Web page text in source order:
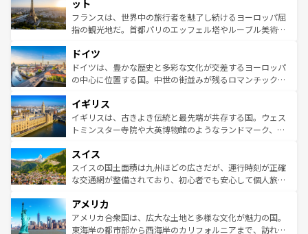
しい。
る。首都マドリードの洗練された雰囲気や、バルセロナの
アートに溢れた街角から、地方では古代ローマ遺跡や中世
せる。地方によって風土や気候が異なるスペインはその個
性で訪れる人を魅了する。 なお、新着のスペイン情報は コ
ンテンツ一覧を参照してほしい。
ット
フランスは、世界中の旅行者を魅了し続けるヨーロッパ屈
指の観光地だ。首都パリのエッフェル塔やルーブル美術館
で、幅広い魅力が詰まっている。華麗な宮殿、歴史的な大
聖堂、美しいビーチ、そして豊かな自然が、訪れる者を心
から魅了する。また、フランスは美食の国としても知ら
いる。シャンパンの発祥地であるランス、プロヴァンスの
香り高いラベンダー畑など、多彩な楽しみ方が可能だ。さ
らに、パリ以外の地域にも魅力が溢れており、どの街角に
れる地方に足を運ぶとそれぞれで全く異なる文化を体験で
きるだろう。 なお、新着のフランス情報はコンテンツ一覧
を参照してほしい。
ドイツ
ドイツは、豊かな歴史と多彩な文化が交差するヨーロッパ
の中心に位置する国。中世の街並みが残るロマンチック街
顔を持つこの国は、どこを歩いても飽きることがない。ベ
ルリンの文化的活気、バイエルン州のアルプスの絶景、そ
してライン川沿いのワイン畑といった風景は必見。ビール
は、お酒好きな人にはぜひ体験してほしい。 なお、新着の
ドイツ情報はコンテンツ一覧を参照してほしい。
イギリス
イギリスは、古きよき伝統と最先端が共存する国。ウェス
トミンスター寺院や大英博物館のようなランドマーク、歴
リアごとに異なる魅力がある。また、優雅なアフタヌーン
ティー、ビール好きにはたまらない英国パブ、サッカー観
戦など、本場だからこそできる体験も豊富。イギリスを旅
ンツ一覧を参照してほしい。
スイス
スイスの国土面積は九州ほどの広さだが、運行時刻が正確
な交通網が整備されており、初心者でも安心して個人旅行
の建物がそのまま残る町や、スイスならではのユニークな
博物館もあり、アルプス観光だけでなく町歩きも満喫する
ことができる。国民の所得が高いため物価も高いが、旅行
アメリカ
アメリカ合衆国は、広大な土地と多様な文化が魅力の国。
東海岸の都市部から西海岸のカリフォルニアまで、訪れる